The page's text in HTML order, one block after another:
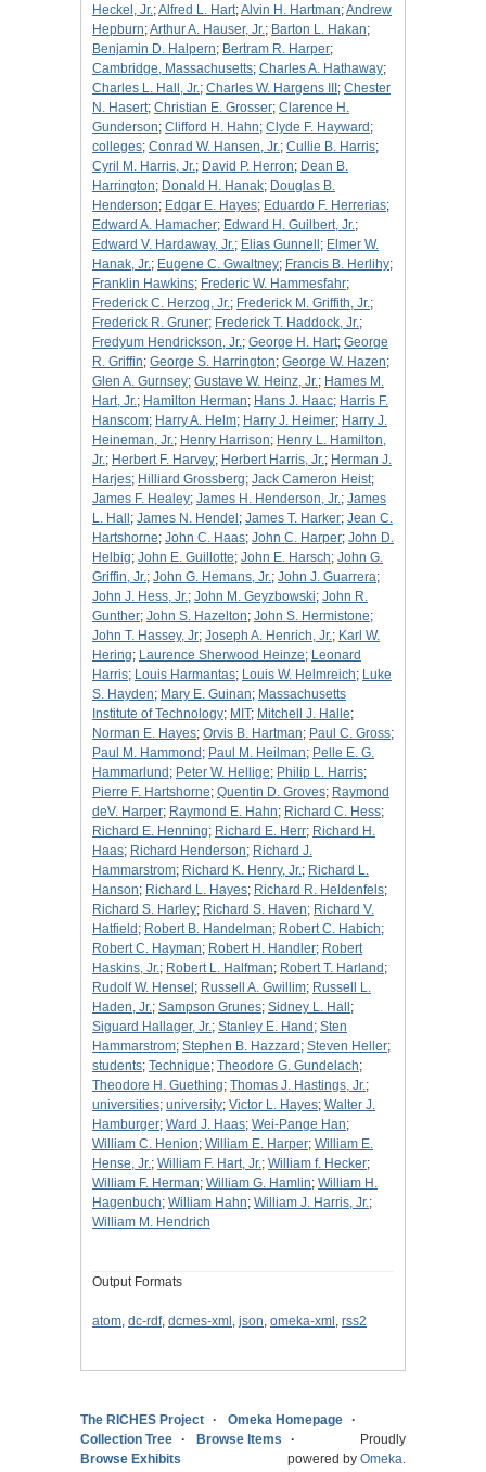
Heckel, Jr.;Alfred L. Hart;Alvin H. Hartman;Andrew
Hepburn;Arthur A. Hauser, Jr.; Barton L. Hakan;
Benjamin D. Halpern; Bertram R. Harper;
Cambridge, Massachusetts; Charles A. Hathaway;
Charles L. Hall, Jr.; Charles W. Hargens III ; Chester
N. Hasert; Christian E. Grosser; Clarence H.
Gunderson; Clifford H. Hahn; Clyde F. Hayward ;
colleges; Conrad W. Hansen, Jr.; Cullie B. Harris;
Cyril M. Harris, Jr.; David P. Herron; Dean B.
Harrington; Donald H. Hanak; Douglas B.
Henderson; Edgar E. Hayes; Eduardo F. Herrerias;
Edward A. Hamacher; Edward H. Guilbert, Jr.;
Edward V. Hardaway, Jr.; Elias Gunnell ; Elmer W.
Hanak, Jr.; Eugene C. Gwaltney; Francis B. Herlihy;
Franklin Hawkins; Frederic W. Hammesfahr;
Frederick C. Herzog, Jr.; Frederick M. Griffith, Jr.;
Frederick R. Gruner; Frederick T. Haddock, Jr.;
Fredyum Hendrickson, Jr.; George H. Hart; George
R. Griffin; George S. Harrington; George W. Hazen;
Glen A. Gurnsey; Gustave W. Heinz, Jr.; Hames M.
Hart, Jr.; Hamilton Herman; Hans J. Haac; Harris F.
Hanscom; Harry A. Helm; Harry J. Heimer; Harry J.
Heineman, Jr.; Henry Harrison; Henry L. Hamilton,
Jr.; Herbert F. Harvey; Herbert Harris, Jr.; Herman J.
Harjes; Hilliard Grossberg; Jack Cameron Heist;
James F. Healey; James H. Henderson, Jr.; James
L. Hall ; James N. Hendel ; James T. Harker; Jean C.
Hartshorne; John C. Haas; John C. Harper; John D.
Helbig; John E. Guillotte; John E. Harsch; John G.
Griffin, Jr.; John G. Hemans, Jr.; John J. Guarrera;
John J. Hess, Jr.; John M. Geyzbowski; John R.
Gunther; John S. Hazelton; John S. Hermistone;
John T. Hassey, Jr; Joseph A. Henrich, Jr.; Karl W.
Hering; Laurence Sherwood Heinze; Leonard
Harris; Louis Harmantas; Louis W. Helmreich; Luke
S. Hayden; Mary E. Guinan; Massachusetts
Institute of Technology; MIT; Mitchell J. Halle;
Norman E. Hayes; Orvis B. Hartman; Paul C. Gross;
Paul M. Hammond ; Paul M. Heilman; Pelle E. G.
Hammarlund ; Peter W. Hellige; Philip L. Harris;
Pierre F. Hartshorne; Quentin D. Groves; Raymond
deV. Harper; Raymond E. Hahn; Richard C. Hess;
Richard E. Henning; Richard E. Herr; Richard H.
Haas; Richard Henderson; Richard J.
Hammarstrom; Richard K. Henry, Jr.; Richard L.
Hanson; Richard L. Hayes; Richard R. Heldenfels;
Richard S. Harley; Richard S. Haven; Richard V.
Hatfield ; Robert B. Handelman; Robert C. Habich;
Robert C. Hayman; Robert H. Handler; Robert
Haskins, Jr.; Robert L. Halfman; Robert T. Harland ;
Rudolf W. Hensel ; Russell A. Gwillim; Russell L.
Haden, Jr.; Sampson Grunes; Sidney L. Hall ;
Siguard Hallager, Jr.; Stanley E. Hand ; Sten
Hammarstrom; Stephen B. Hazzard ; Steven Heller;
students; Technique; Theodore G. Gundelach;
Theodore H. Guething; Thomas J. Hastings, Jr.;
universities; university; Victor L. Hayes; Walter J.
Hamburger; Ward J. Haas; Wei-Pange Han;
William C. Henion; William E. Harper; William E.
Hense, Jr.; William F. Hart, Jr.; William f. Hecker;
William F. Herman; William G. Hamlin; William H.
Hagenbuch; William Hahn; William J. Harris, Jr.;
William M. Hendrich
Output Formats
atom, dc-rdf, dcmes-xml , json, omeka-xml , rss2
The RICHES Project
Omeka Homepage
Collection Tree
Browse Items
Browse Exhibits
Proudly
powered by Omeka.